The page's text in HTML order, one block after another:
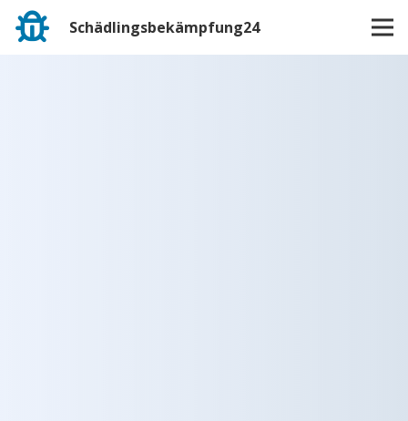
Schädlingsbekämpfung24